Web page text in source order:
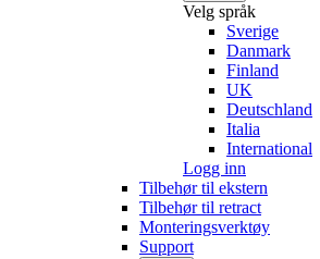
Velg språk
Sverige
Danmark
Finland
UK
Deutschland
Italia
International
Logg inn
Tilbehør til ekstern
Tilbehør til retract
Monteringsverktøy
Support